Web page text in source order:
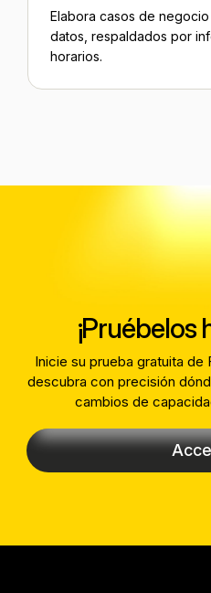
Elabora casos de
datos, respaldados por
horarios.
¡Pruébelos
Inicie su prueba gratuita de
descubra con precisión
cambios de